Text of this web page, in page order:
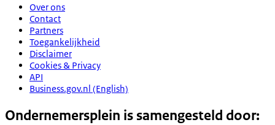
Over ons
Contact
Partners
Toegankelijkheid
Disclaimer
Cookies & Privacy
API
Business.gov.nl (English)
Ondernemersplein is samengesteld door: